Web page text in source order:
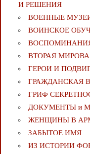
И РЕШЕНИЯ
ВОЕННЫЕ
ВОИНСКОЕ
ВТОРАЯ
ГЕРОИ И
ГРАЖДАНСКАЯ
ГРИФ
ДОКУМЕНТЫ и
ЖЕНЩИНЫ В
ЗАБЫТОЕ ИМЯ
ИЗ ИСТОРИИ